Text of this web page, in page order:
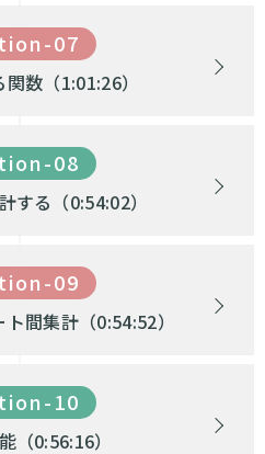
07
数（1:01:26）
08
する（0:54:02）
09
間集計（0:54:52）
10
（0:56:16）